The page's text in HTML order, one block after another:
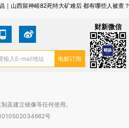
｜山西留神峪82死特大矿难后 都有哪些人被查？
财新微信
及建立镜像等任何使用。
号